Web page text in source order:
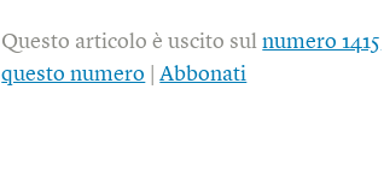
Questo articolo è uscito sulnumero 1415
questo numero |Abbonati